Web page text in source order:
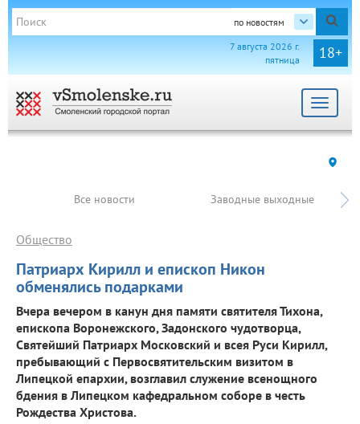
по новостям
18+
7 августа 2026 г.
пятница
Toggle
Все новости Заводные выходные
Патриарх Кирилл и епископ Никон
обменялись подарками
Общество
Вчера вечером в канун дня памяти святителя Тихона,
епископа Воронежского, Задонского чудотворца,
Святейший Патриарх Московский и всея Руси Кирилл,
пребывающий с Первосвятительским визитом в
Липецкой епархии, возглавил служение всенощного
бдения в Липецком кафедральном соборе в честь
Рождества Христова.